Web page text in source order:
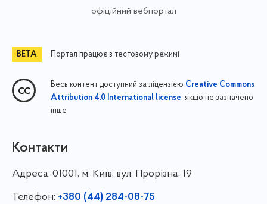
офіційний вебпортал
Портал працює в тестовому режимі
Весь контент доступний за ліцензією Creative Commons
Attribution 4.0 International license, якщо не зазначено
інше
Контакти
Адреса: 01001, м. Київ, вул. Прорізна, 19
Телефон: +380 (44) 284-08-75